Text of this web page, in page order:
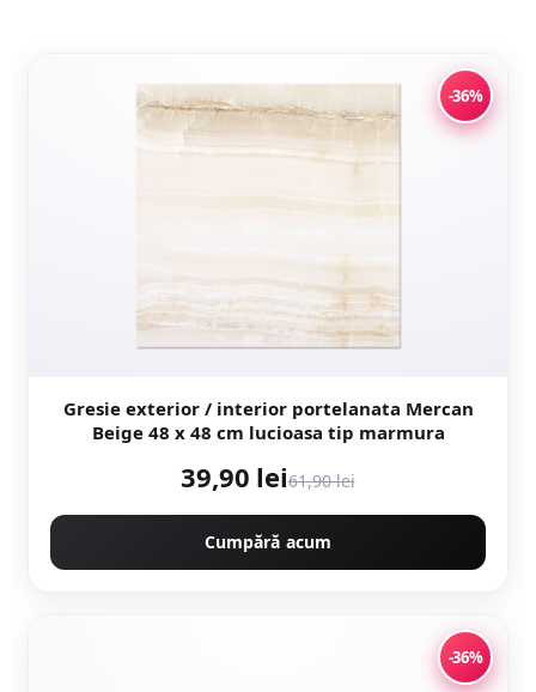
-36%
Gresie exterior / interior portelanata Mercan
Beige 48 x 48 cm lucioasa tip marmura
39,90 lei61,90 lei
Cumpără acum
-36%